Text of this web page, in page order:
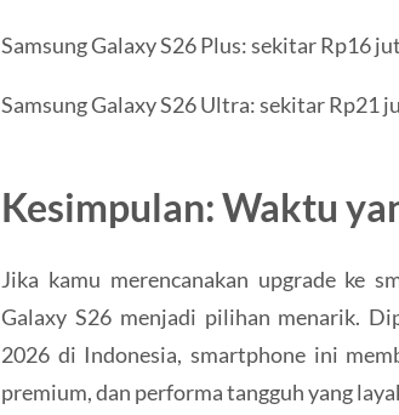
Samsung Galaxy S26 Plus: sekitar Rp16
Samsung Galaxy S26 Ultra: sekitar Rp21
Kesimpulan: Waktu
Jika kamu merencanakan upgrade ke
Galaxy S26 menjadi pilihan menarik.
2026 di Indonesia, smartphone ini
premium, dan performa tangguh yang